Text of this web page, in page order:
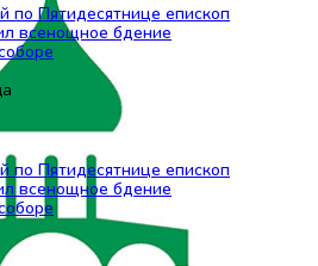
по Пятидесятнице епископ
всенощное бдение
по Пятидесятнице епископ
всенощное бдение